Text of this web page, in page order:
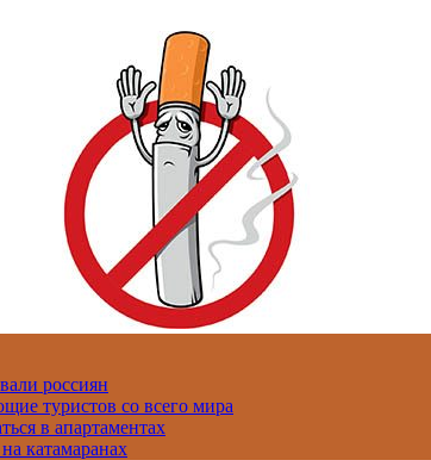
россиян
туристов со всего мира
в апартаментах
катамаранах